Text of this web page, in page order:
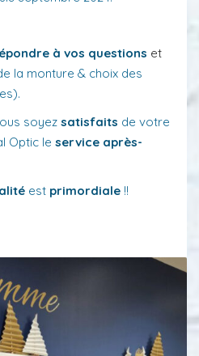
à vos questions et
la monture & choix des
soyez satisfaits de votre
Optic le service après-
est primordiale !!